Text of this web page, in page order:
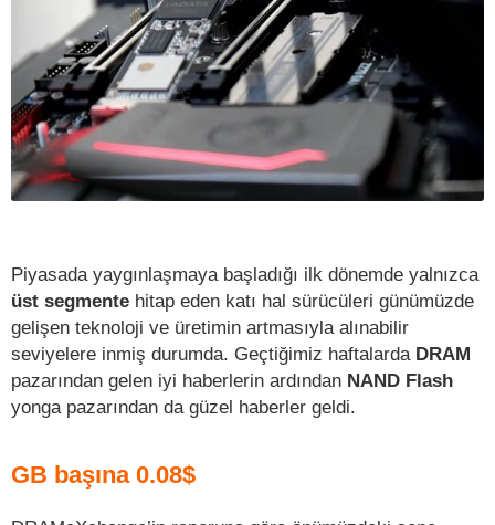
Piyasada yaygınlaşmaya başladığı ilk dönemde yalnızca
üst segmente hitap eden katı hal sürücüleri günümüzde
gelişen teknoloji ve üretimin artmasıyla alınabilir
seviyelere inmiş durumda. Geçtiğimiz haftalarda DRAM
pazarından gelen iyi haberlerin ardından NAND Flash
yonga pazarından da güzel haberler geldi.
GB başına 0.08$